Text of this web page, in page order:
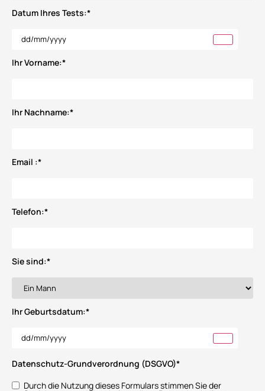
Datum Ihres Tests:*
Ihr Vorname:*
Ihr Nachname:*
Email :*
Telefon:*
Sie sind:*
Ihr Geburtsdatum:*
Datenschutz-Grundverordnung (DSGVO)*
Durch die Nutzung dieses Formulars stimmen Sie der